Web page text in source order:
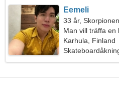
Eemeli
33 år, Skorpionen
Man vill träffa en
Karhula, Finland